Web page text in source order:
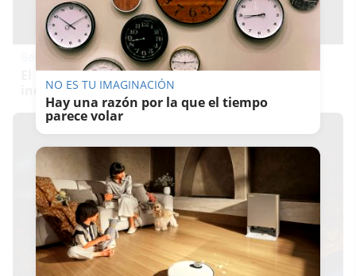
Belleza indomable
El diamante que simboliza la feminidad
indomable
NO ES TU IMAGINACIÓN
Hay una razón por la que el tiempo
parece volar